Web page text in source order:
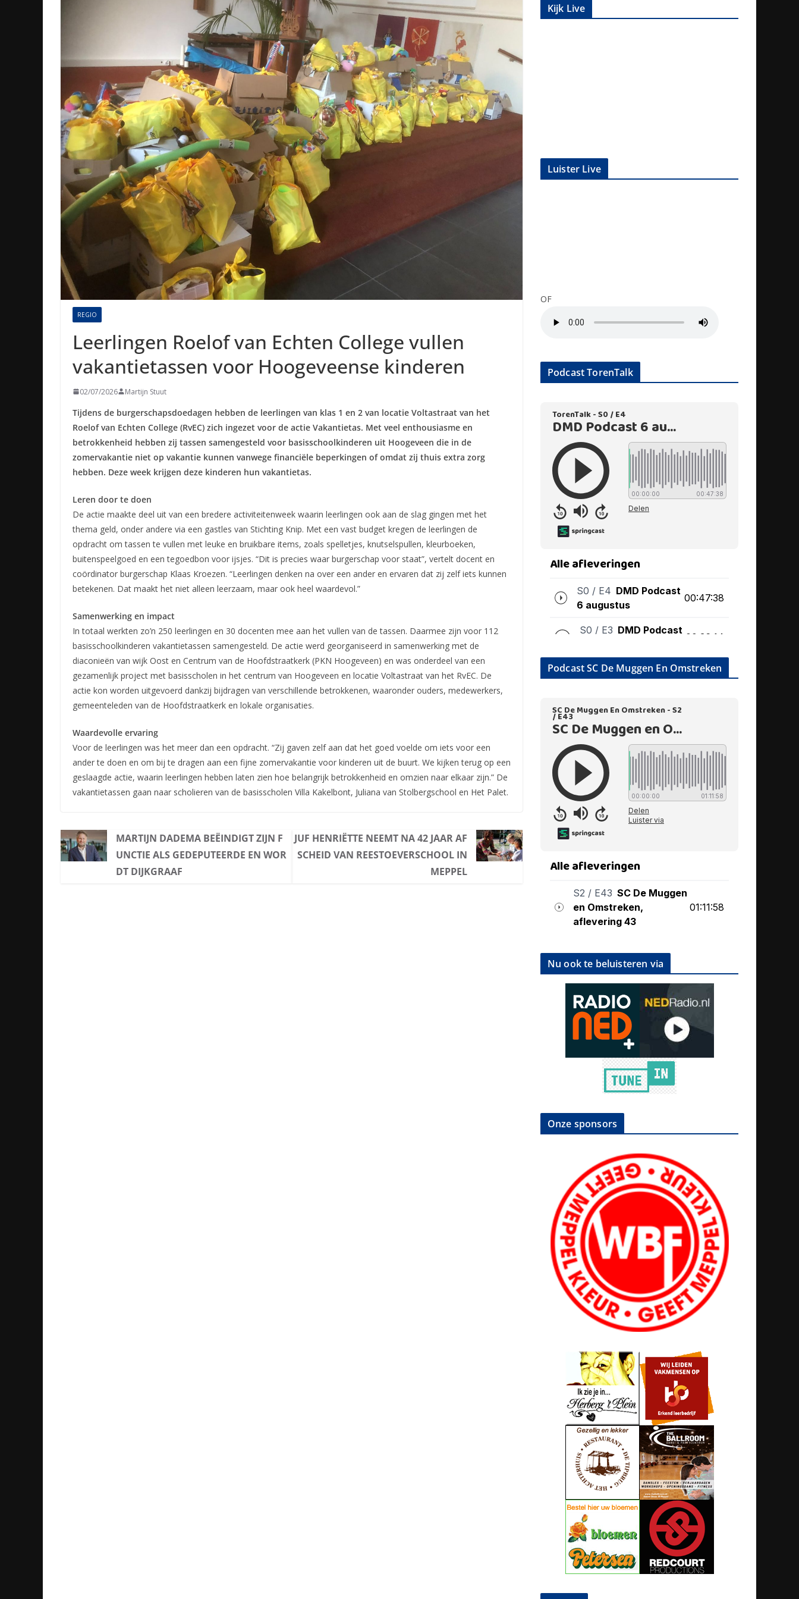
REGIO
Leerlingen Roelof van Echten College vullen
vakantietassen voor Hoogeveense kinderen
02/07/2026 Martijn Stuut
Tijdens de burgerschapsdoedagen hebben de leerlingen van klas 1 en 2 van locatie Voltastraat van het
Roelof van Echten College (RvEC) zich ingezet voor de actie Vakantietas. Met veel enthousiasme en
betrokkenheid hebben zij tassen samengesteld voor basisschoolkinderen uit Hoogeveen die in de
zomervakantie niet op vakantie kunnen vanwege financiële beperkingen of omdat zij thuis extra zorg
hebben. Deze week krijgen deze kinderen hun vakantietas.
Leren door te doen
De actie maakte deel uit van een bredere activiteitenweek waarin leerlingen ook aan de slag gingen met het
thema geld, onder andere via een gastles van Stichting Knip. Met een vast budget kregen de leerlingen de
opdracht om tassen te vullen met leuke en bruikbare items, zoals spelletjes, knutselspullen, kleurboeken,
buitenspeelgoed en een tegoedbon voor ijsjes. “Dit is precies waar burgerschap voor staat”, vertelt docent en
coördinator burgerschap Klaas Kroezen. “Leerlingen denken na over een ander en ervaren dat zij zelf iets kunnen
betekenen. Dat maakt het niet alleen leerzaam, maar ook heel waardevol.”
Samenwerking en impact
In totaal werkten zo’n 250 leerlingen en 30 docenten mee aan het vullen van de tassen. Daarmee zijn voor 112
basisschoolkinderen vakantietassen samengesteld. De actie werd georganiseerd in samenwerking met de
diaconieën van wijk Oost en Centrum van de Hoofdstraatkerk (PKN Hoogeveen) en was onderdeel van een
gezamenlijk project met basisscholen in het centrum van Hoogeveen en locatie Voltastraat van het RvEC. De
actie kon worden uitgevoerd dankzij bijdragen van verschillende betrokkenen, waaronder ouders, medewerkers,
gemeenteleden van de Hoofdstraatkerk en lokale organisaties.
Waardevolle ervaring
Voor de leerlingen was het meer dan een opdracht. “Zij gaven zelf aan dat het goed voelde om iets voor een
ander te doen en om bij te dragen aan een fijne zomervakantie voor kinderen uit de buurt. We kijken terug op een
geslaagde actie, waarin leerlingen hebben laten zien hoe belangrijk betrokkenheid en omzien naar elkaar zijn.” De
vakantietassen gaan naar scholieren van de basisscholen Villa Kakelbont, Juliana van Stolbergschool en Het Palet.
MARTIJN DADEMA BEËINDIGT ZIJN F
UNCTIE ALS GEDEPUTEERDE EN WOR
DT DIJKGRAAF
JUF HENRIËTTE NEEMT NA 42 JAAR AF
SCHEID VAN REESTOEVERSCHOOL IN
MEPPEL
Kijk Live
Luister Live
OF
Podcast TorenTalk
Podcast SC De Muggen En Omstreken
Nu ook te beluisteren via
Onze sponsors